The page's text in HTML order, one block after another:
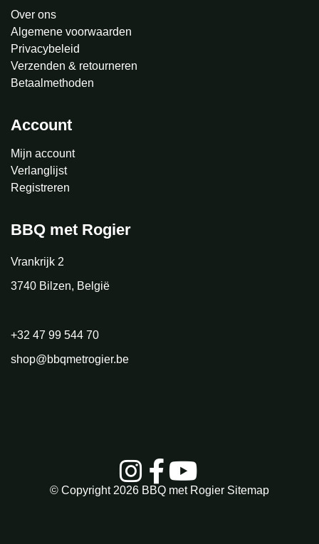
Over ons
Algemene voorwaarden
Privacybeleid
Verzenden & retourneren
Betaalmethoden
Account
Mijn account
Verlanglijst
Registreren
BBQ met Rogier
Vrankrijk 2
3740 Bilzen, België
+32 47 99 544 70
shop@bbqmetrogier.be
© Copyright 2026 BBQ met Rogier Sitemap